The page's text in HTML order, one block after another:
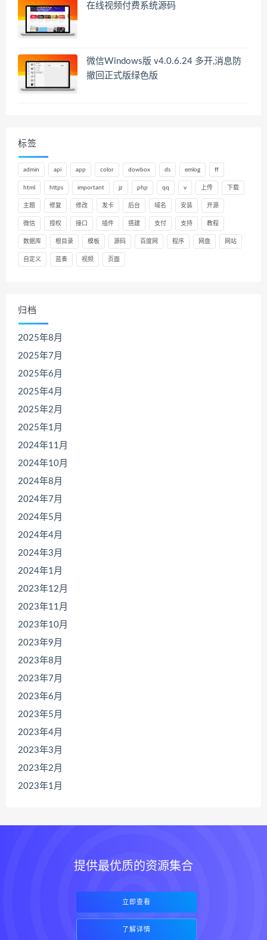
在线视频付费系统源码
微信Windows版 v4.0.6.24 多开,消息防
撤回正式版绿色版
标签
admin api app color dowbox ds emlog ff
html https important jz php qq v 上传 下载
主题 修复 修改 发卡 后台 域名 安装 开源
微信 授权 接口 插件 搭建 支付 支持 教程
数据库 根目录 模板 源码 百度网 程序 网盘 网站
自定义 蓝奏 视频 页面
归档
2025年8月
2025年7月
2025年6月
2025年4月
2025年2月
2025年1月
2024年11月
2024年10月
2024年8月
2024年7月
2024年5月
2024年4月
2024年3月
2024年1月
2023年12月
2023年11月
2023年10月
2023年9月
2023年8月
2023年7月
2023年6月
2023年5月
2023年4月
2023年3月
2023年2月
2023年1月
提供最优质的资源集合
立即查看
了解详情